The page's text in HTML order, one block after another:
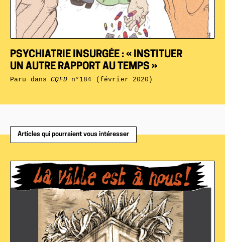
PSYCHIATRIE INSURGÉE : « INSTITUER
UN AUTRE RAPPORT AU TEMPS »
Paru dansCQFDn°184 (février 2020)
Articles qui pourraient vous intéresser